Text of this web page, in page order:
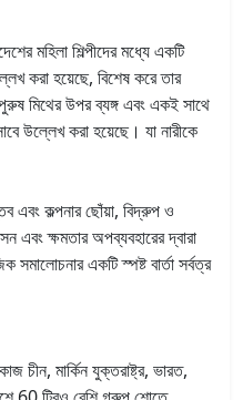
মহিলা শিল্পীদের মধ্যে একটি
করা হয়েছে, বিশেষ করে তার
মিথের উপর ব্যঙ্গ এবং একই সাথে
উল্লেখ করা হয়েছে। যা নারীকে
এবং কল্পনার ছোঁয়া, বিদ্রুপ ও
এবং ক্ষমতার অপব্যবহারের দ্বারা
সমালোচনার একটি স্পষ্ট বার্তা সর্বত্র
মার্কিন যুক্তরাষ্ট্র, ভারত,